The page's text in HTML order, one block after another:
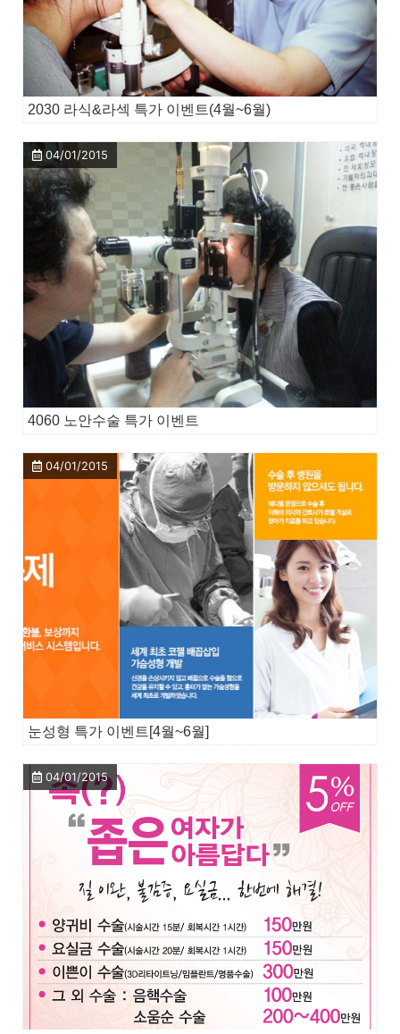
2030 라식&라섹 특가 이벤트(4월~6월)
04/01/2015
4060 노안수술 특가 이벤트
04/01/2015
눈성형 특가 이벤트[4월~6월]
04/01/2015